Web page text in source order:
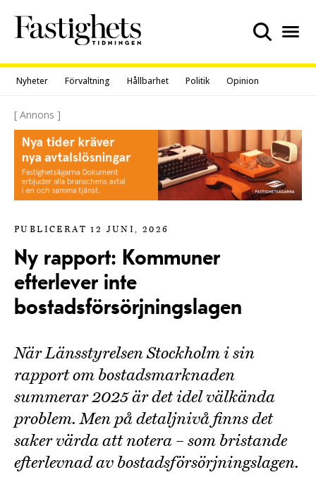
content
Nyheter Förvaltning Hållbarhet Politik Opinion
[ Annons ]
PUBLICERAT 12 JUNI, 2026
Ny rapport: Kommuner
efterlever inte
bostadsförsörjningslagen
När Länsstyrelsen Stockholm i sin
rapport om bostadsmarknaden
summerar 2025 är det idel välkända
problem. Men på detaljnivå finns det
saker värda att notera – som bristande
efterlevnad av bostadsförsörjningslagen.